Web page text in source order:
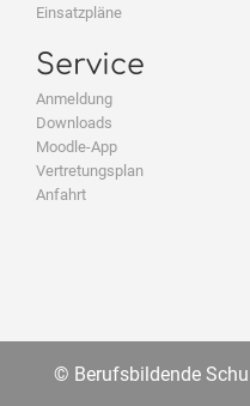
Einsatzpläne
Service
Anmeldung
Downloads
Moodle-App
Vertretungsplan
Anfahrt
© Berufsbildende